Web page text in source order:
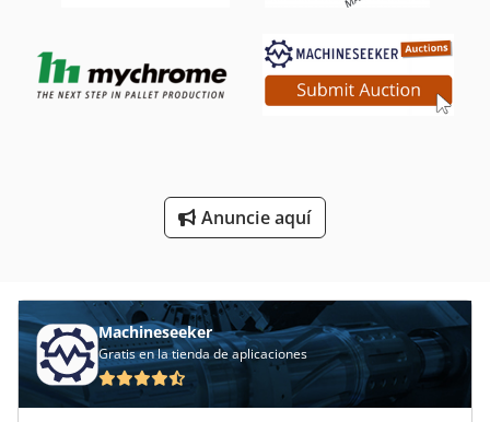
Tabla De Medición
Tabla Para Correr
Anuncie aquí
Machineseeker
Gratis en la tienda de aplicaciones